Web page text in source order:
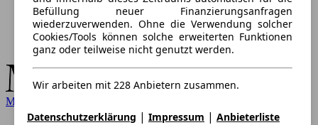
Mercedes-Benz
Befüllung neuer Finanzierungsanfragen
wiederzuverwenden. Ohne die Verwendung solcher
Cookies/Tools können solche erweiterten Funktionen
ganz oder teilweise nicht genutzt werden.
Wir arbeiten mit 228 Anbietern zusammen.
Datenschutzerklärung | Impressum | Anbieterliste